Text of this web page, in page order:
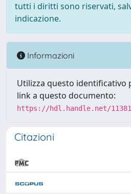
tutti i diritti sono riservati,
indicazione.
Informazioni
Utilizza questo identificativo
link a questo documento:
https://hdl.handle.net/
Citazioni